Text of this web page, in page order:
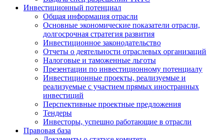
Инвестиционный потенциал
Общая информация отрасли
Основные экономические показатели отрасли,
долгосрочная стратегия развития
Инвестиционное законодательство
Отчеты о деятельности отраслевых организаций
Налоговые и таможенные льготы
Презентации по инвестиционному потенциалу
Инвестиционные проекты, реализуемые и
реализуемые с участием прямых иностранных
инвестиций
Перспективные проектные предложения
Тендеры
Инвесторы, успешно работающие в отрасли
Правовая база